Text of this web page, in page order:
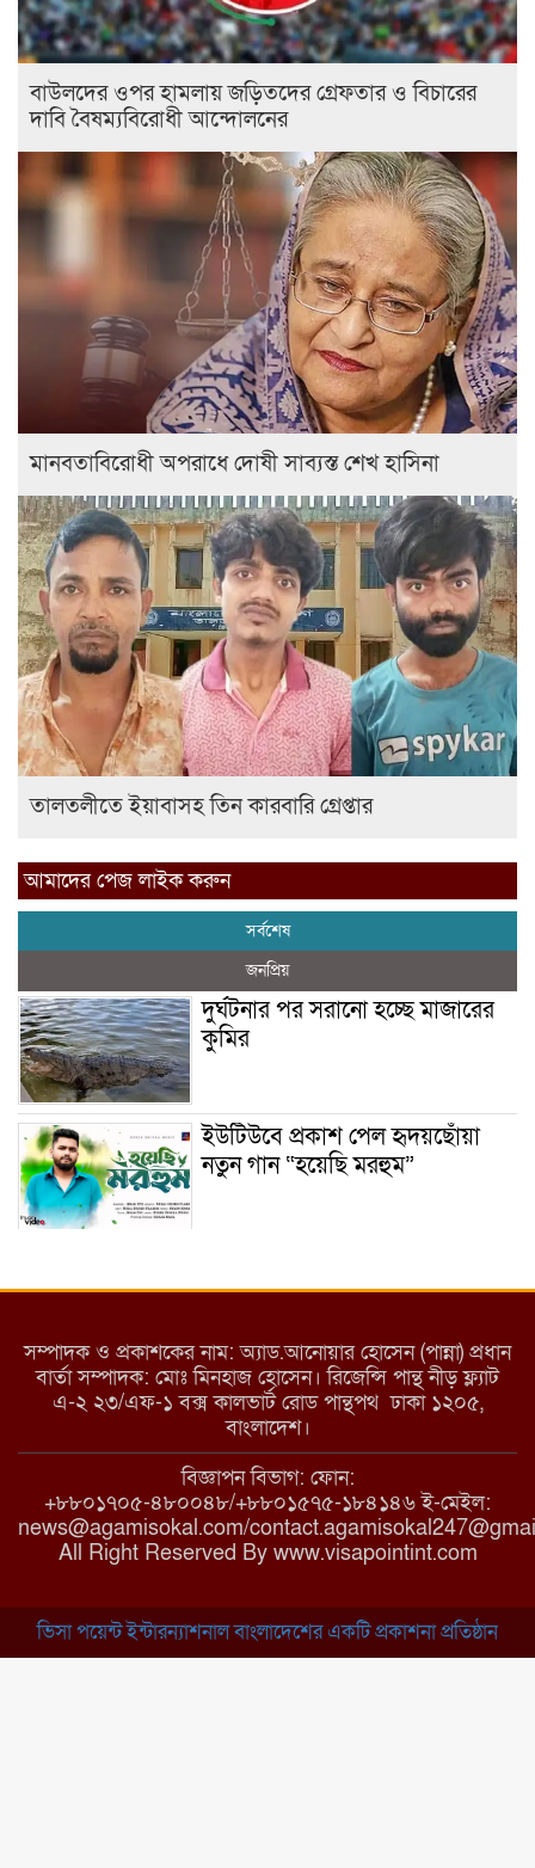
বাউলদের ওপর হামলায় জড়িতদের গ্রেফতার ও বিচারের
দাবি বৈষম্যবিরোধী আন্দোলনের
মানবতাবিরোধী অপরাধে দোষী সাব্যস্ত শেখ হাসিনা
তালতলীতে ইয়াবাসহ তিন কারবারি গ্রেপ্তার
আমাদের পেজ লাইক করুন
সর্বশেষ
জনপ্রিয়
দুর্ঘটনার পর সরানো হচ্ছে মাজারের
কুমির
ইউটিউবে প্রকাশ পেল হৃদয়ছোঁয়া
নতুন গান “হয়েছি মরহুম”
মরণ নেশা
মাধবপুরে কমিউনিটি ক্লিনিকে
অনিয়মের অভিযোগ
রাজবাড়ী: বালিয়াকান্দিতে কিশোরীর
ঝুলন্ত মরদেহ উদ্ধার
সম্পাদক ও প্রকাশকের নাম: অ্যাড.আনোয়ার হোসেন (পান্না) প্রধান
বার্তা সম্পাদক: মোঃ মিনহাজ হোসেন। রিজেন্সি পান্থ নীড় ফ্ল্যাট
এ-২ ২৩/এফ-১ বক্স কালভার্ট রোড পান্থপথ ঢাকা ১২০৫,
বাংলাদেশ।
বিজ্ঞাপন বিভাগ: ফোন:
+৮৮০১৭০৫-৪৮০০৪৮/+৮৮০১৫৭৫-১৮৪১৪৬ ই-মেইল:
news@agamisokal.com/
All Right Reserved By www.visapointint.com
ভিসা পয়েন্ট ইন্টারন্যাশনাল বাংলাদেশের একটি প্রকাশনা প্রতিষ্ঠান